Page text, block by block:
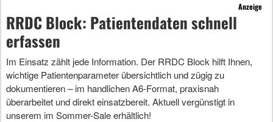
Anzeige
RRDC Block: Patientendaten schnell
erfassen
Im Einsatz zählt jede Information. Der RRDC Block hilft Ihnen,
wichtige Patientenparameter übersichtlich und zügig zu
dokumentieren – im handlichen A6-Format, praxisnah
überarbeitet und direkt einsatzbereit. Aktuell vergünstigt in
unserem im Sommer-Sale erhältlich!